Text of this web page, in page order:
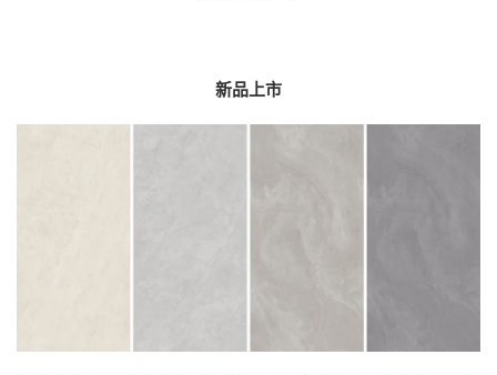
新品上市